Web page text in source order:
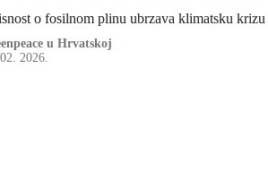
o fosilnom plinu ubrzava klimatsku
u Hrvatskoj
2026.